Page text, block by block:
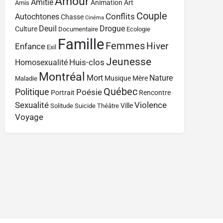
Amis Amitié Animation Art
AutochtonesChasse Cinéma Conflits Couple
Culture Deuil Documentaire Drogue Ecologie
Enfance Exil FamilleFemmesHiver
Homosexualité Huis-clos Jeunesse
Maladie Montréal Mort Musique Mère Nature
Politique Portrait Poésie Québec Rencontre
Sexualité Solitude Suicide Théâtre VilleViolence
Voyage